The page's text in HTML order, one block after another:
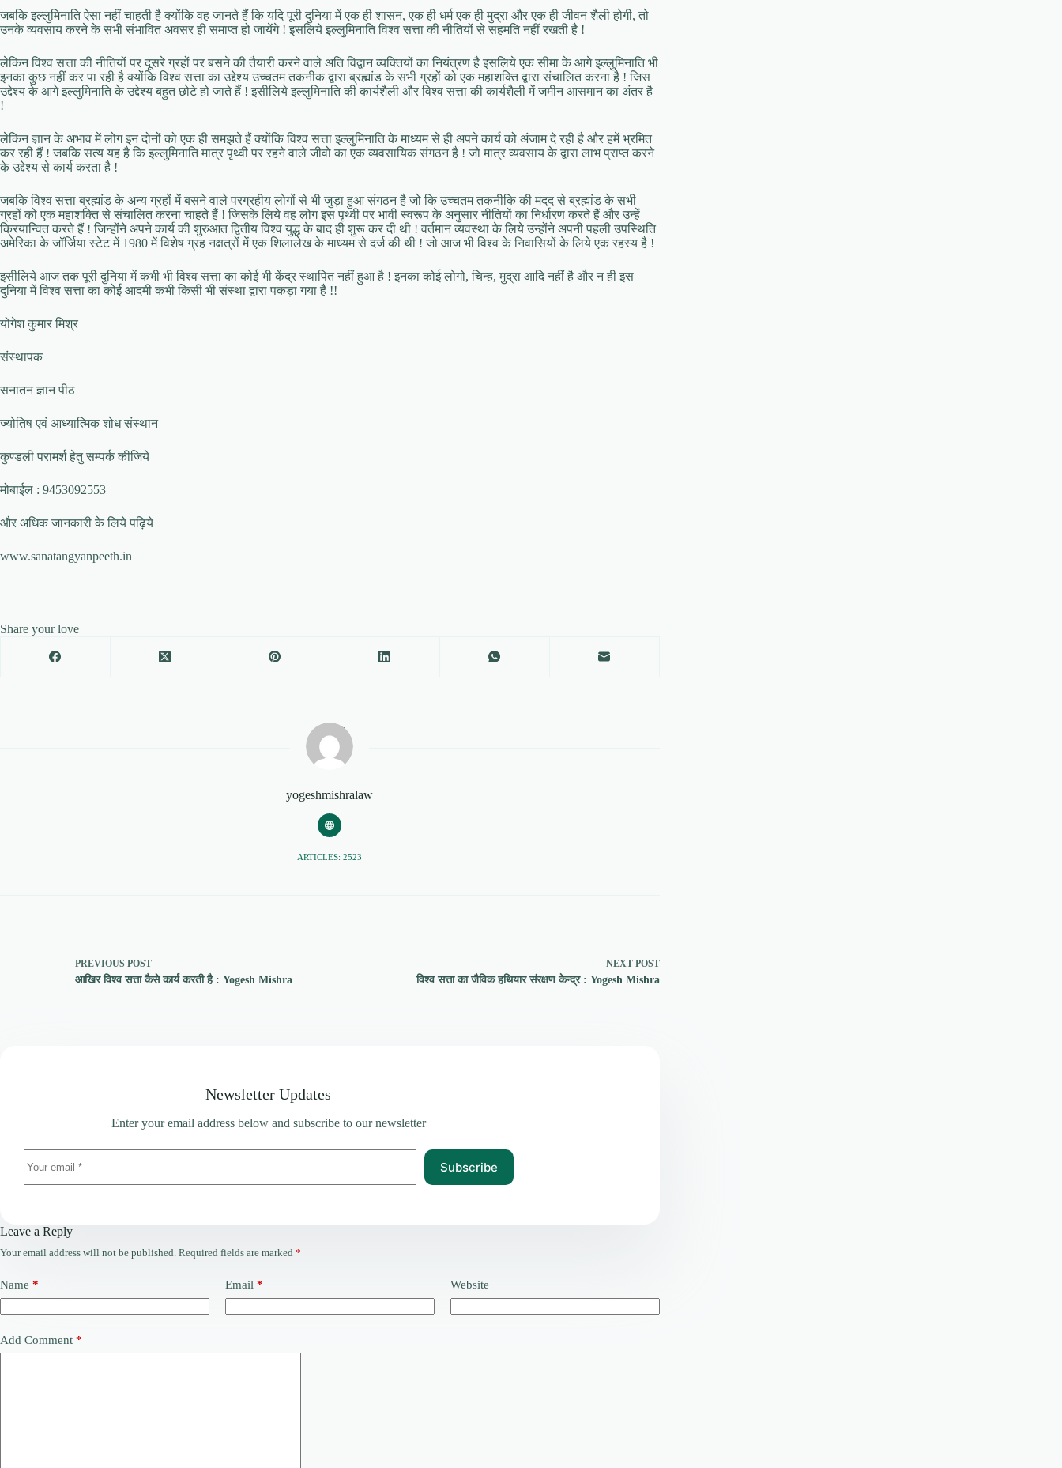
जबकि इल्लुमिनाति ऐसा नहीं चाहती है क्योंकि वह जानते हैं कि यदि पूरी दुनिया में एक ही शासन, एक ही धर्म एक ही मुद्रा और एक ही जीवन शैली होगी, तो
उनके व्यवसाय करने के सभी संभावित अवसर ही समाप्त हो जायेंगे ! इसलिये इल्लुमिनाति विश्व सत्ता की नीतियों से सहमति नहीं रखती है !
लेकिन विश्व सत्ता की नीतियों पर दूसरे ग्रहों पर बसने की तैयारी करने वाले अति विद्वान व्यक्तियों का नियंत्रण है इसलिये एक सीमा के आगे इल्लुमिनाति भी
इनका कुछ नहीं कर पा रही है क्योंकि विश्व सत्ता का उद्देश्य उच्चतम तकनीक द्वारा ब्रह्मांड के सभी ग्रहों को एक महाशक्ति द्वारा संचालित करना है ! जिस
उद्देश्य के आगे इल्लुमिनाति के उद्देश्य बहुत छोटे हो जाते हैं ! इसीलिये इल्लुमिनाति की कार्यशैली और विश्व सत्ता की कार्यशैली में जमीन आसमान का अंतर है
!
लेकिन ज्ञान के अभाव में लोग इन दोनों को एक ही समझते हैं क्योंकि विश्व सत्ता इल्लुमिनाति के माध्यम से ही अपने कार्य को अंजाम दे रही है और हमें भ्रमित
कर रही हैं ! जबकि सत्य यह है कि इल्लुमिनाति मात्र पृथ्वी पर रहने वाले जीवो का एक व्यवसायिक संगठन है ! जो मात्र व्यवसाय के द्वारा लाभ प्राप्त करने
के उद्देश्य से कार्य करता है !
जबकि विश्व सत्ता ब्रह्मांड के अन्य ग्रहों में बसने वाले परग्रहीय लोगों से भी जुड़ा हुआ संगठन है जो कि उच्चतम तकनीकि की मदद से ब्रह्मांड के सभी
ग्रहों को एक महाशक्ति से संचालित करना चाहते हैं ! जिसके लिये वह लोग इस पृथ्वी पर भावी स्वरूप के अनुसार नीतियों का निर्धारण करते हैं और उन्हें
क्रियान्वित करते हैं ! जिन्होंने अपने कार्य की शुरुआत द्वितीय विश्व युद्ध के बाद ही शुरू कर दी थी ! वर्तमान व्यवस्था के लिये उन्होंने अपनी पहली उपस्थिति
अमेरिका के जॉर्जिया स्टेट में 1980 में विशेष ग्रह नक्षत्रों में एक शिलालेख के माध्यम से दर्ज की थी ! जो आज भी विश्व के निवासियों के लिये एक रहस्य है !
इसीलिये आज तक पूरी दुनिया में कभी भी विश्व सत्ता का कोई भी केंद्र स्थापित नहीं हुआ है ! इनका कोई लोगो, चिन्ह, मुद्रा आदि नहीं है और न ही इस
दुनिया में विश्व सत्ता का कोई आदमी कभी किसी भी संस्था द्वारा पकड़ा गया है !!
योगेश कुमार मिश्र
संस्थापक
सनातन ज्ञान पीठ
ज्योतिष एवं आध्यात्मिक शोध संस्थान
कुण्डली परामर्श हेतु सम्पर्क कीजिये
मोबाईल : 9453092553
और अधिक जानकारी के लिये पढ़िये
www.sanatangyanpeeth.in
Share your love
yogeshmishralaw
ARTICLES: 2523
PREVIOUS POST
आखिर विश्व सत्ता कैसे कार्य करती है : Yogesh Mishra
NEXT POST
विश्व सत्ता का जैविक हथियार संरक्षण केन्द्र : Yogesh Mishra
Newsletter Updates
Enter your email address below and subscribe to our newsletter
Subscribe
Leave a Reply
Your email address will not be published. Required fields are marked *
Name * Email * Website
Add Comment *